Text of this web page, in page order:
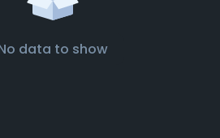
data to show